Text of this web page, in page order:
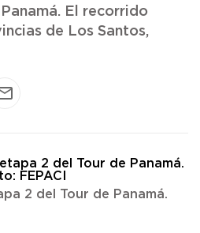
El recorrido
de Los Santos,
2 del Tour de Panamá.